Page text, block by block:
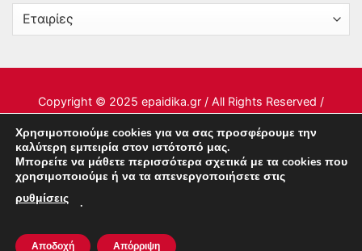
Copyright © 2025 epaidika.gr / All Rights Reserved /
Χρησιμοποιούμε cookies για να σας προσφέρουμε την
καλύτερη εμπειρία στον ιστότοπό μας.
Μπορείτε να μάθετε περισσότερα σχετικά με τα cookies που
χρησιμοποιούμε ή να τα απενεργοποιήσετε στις
ρυθμίσεις
.
Αποδοχή Απόρριψη
This site uses cookies to offer you a better browsing
experience. By browsing this website, you agree to our
ACCEPT